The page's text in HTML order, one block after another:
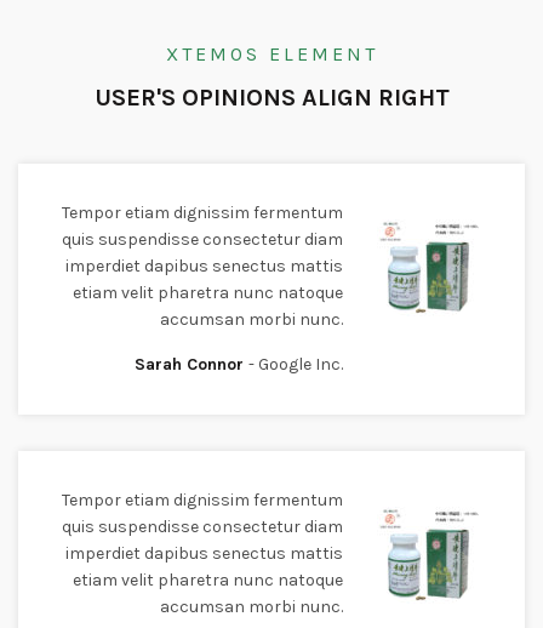
XTEMOS ELEMENT
USER'S OPINIONS ALIGN RIGHT
Tempor etiam dignissim fermentum
quis suspendisse consectetur diam
imperdiet dapibus senectus mattis
etiam velit pharetra nunc natoque
accumsan morbi nunc.
Sarah Connor Google Inc.
Tempor etiam dignissim fermentum
quis suspendisse consectetur diam
imperdiet dapibus senectus mattis
etiam velit pharetra nunc natoque
accumsan morbi nunc.